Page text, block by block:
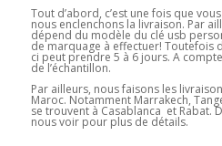
Tout d’abord, c’est une fois que
nous enclenchons la livraison. Par
dépend du modèle du clé usb
de marquage à effectuer! Toutefois
ci peut prendre 5 à 6 jours. A
de l’échantillon.
Par ailleurs, nous faisons les
Maroc. Notamment Marrakech,
se trouvent à Casablanca et Rabat.
nous voir pour plus de détails.